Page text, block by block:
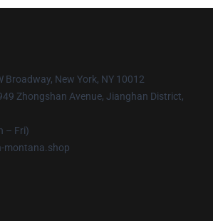
Broadway, New York, NY 10012
Zhongshan Avenue, Jianghan District,
– Fri)
montana.shop